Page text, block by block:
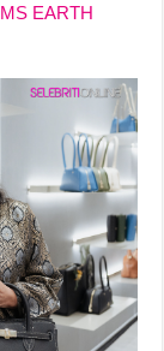
EARTH